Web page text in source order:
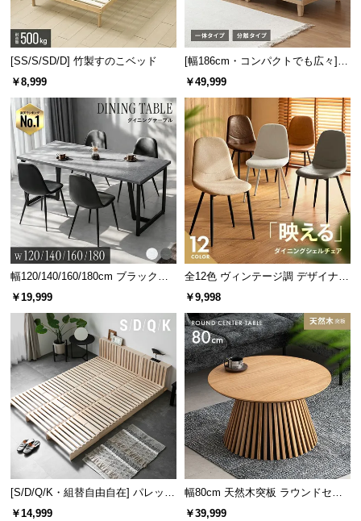
[SS/S/SD/D] 竹製すのこベッド
￥8,999
[幅186cm・コンパクトでも広々] 3
人掛けソファベッド リクライニン
グ 天然木フレーム 北欧
￥49,999
幅120/140/160/180cm ブラックフ
レーム ダイニング 大理石調 4人掛
￥19,999
全12色 ヴィンテージ調 デザイナー
ズシェルチェア
￥9,998
[S/D/Q/K・組替自由自在] パレット
ベッド 8/12/16枚セット
￥14,999
幅80cm 天然木突板 ラウンドセン
ターテーブル 美しい格子デザイン
￥39,999